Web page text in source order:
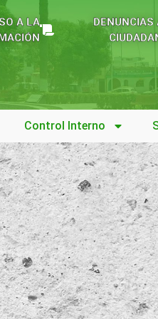
DENUNCIAS
A LA
Control Interno